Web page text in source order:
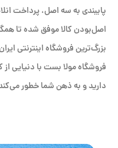
اصل‌بودن کالا موفق شده تا
بزرگ‌ترین فروشگاه اینترنتی
فروشگاه مولا بست با دنیایی از
دارید و به ذهن شما خطور